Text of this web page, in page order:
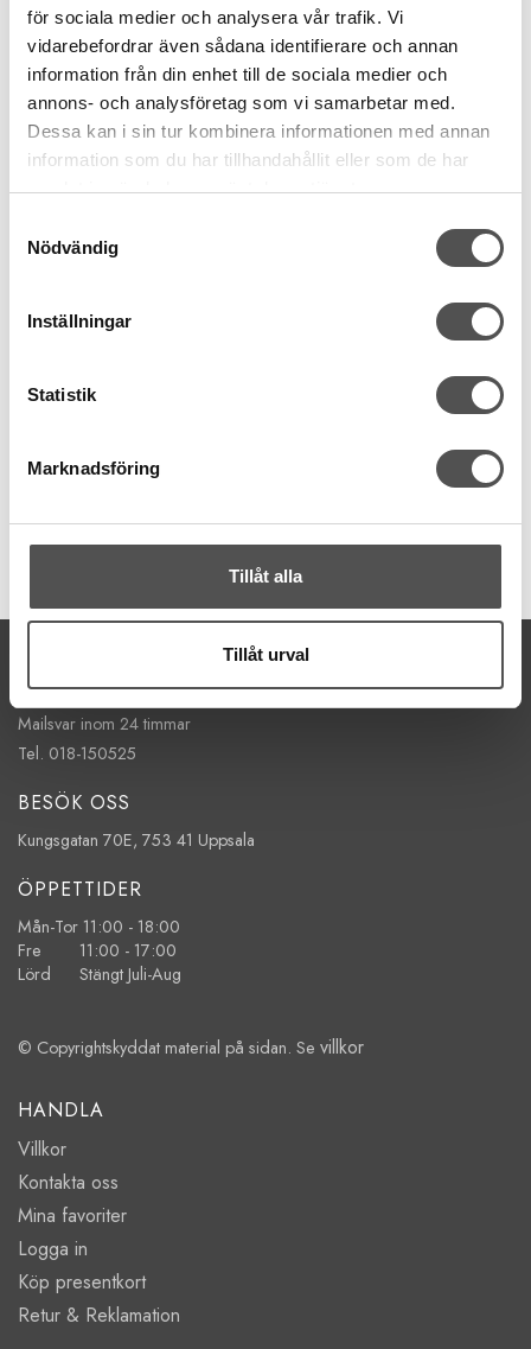
för sociala medier och analysera vår trafik. Vi
vidarebefordrar även sådana identifierare och annan
information från din enhet till de sociala medier och
annons- och analysföretag som vi samarbetar med.
Dessa kan i sin tur kombinera informationen med annan
information som du har tillhandahållit eller som de har
samlat in när du har använt deras tjänster.
Nödvändig
Inställningar
Statistik
Marknadsföring
Tillåt alla
Tillåt urval
Schmetz
Allroundnål
31 kr
KÖP
kontakt@symaskinsboden.se
Mailsvar inom 24 timmar
Tel. 018-150525
BESÖK OSS
Kungsgatan 70E, 753 41 Uppsala
ÖPPETTIDER
Mån-Tor 11:00 - 18:00
Fre 11:00 - 17:00
Lörd Stängt Juli-Aug
© Copyrightskyddat material på sidan. Se villkor
HANDLA
Villkor
Kontakta oss
Mina favoriter
Logga in
Köp presentkort
Retur & Reklamation